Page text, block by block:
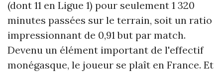
(dont 11 en Ligue 1) pour seulement 1 320
minutes passées sur le terrain, soit un ratio
impressionnant de 0,91 but par match.
Devenu un élément important de l'effectif
monégasque, le joueur se plaît en France. Et